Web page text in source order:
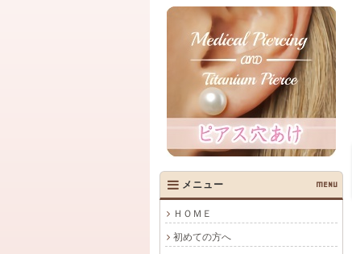
メニュー MENU
ＨＯＭＥ
初めての方へ